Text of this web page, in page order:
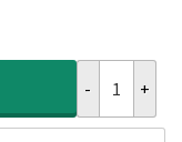
1.010,00 €.
719,90 €.